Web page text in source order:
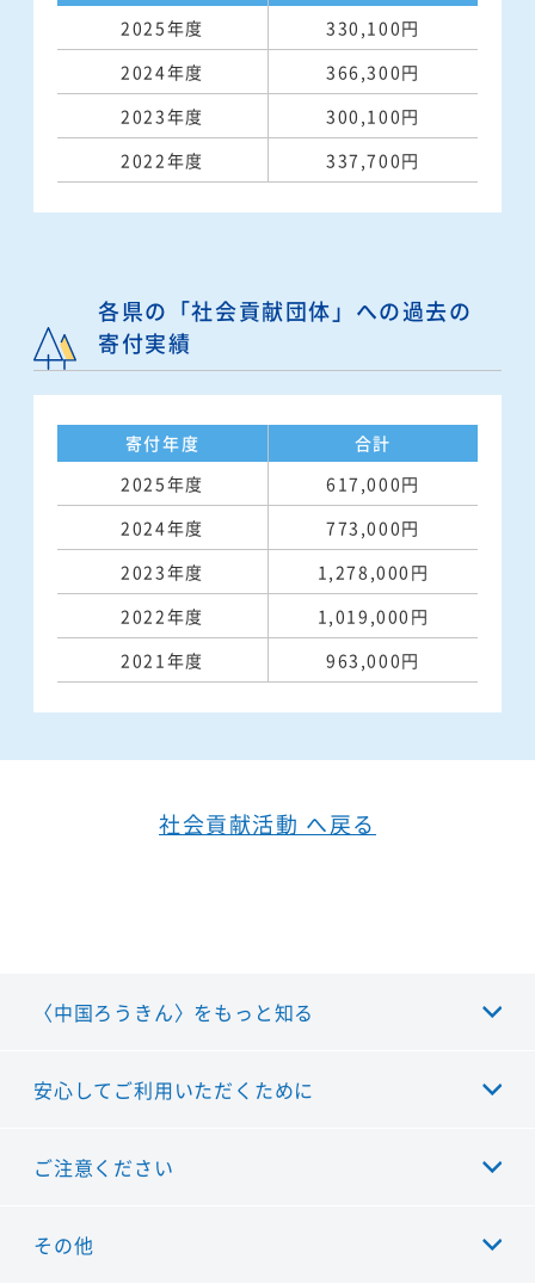
2025年度
330,100円
2024年度
366,300円
2023年度
300,100円
2022年度
337,700円
各県の「社会貢献団体」への過去の
寄付実績
寄付年度
合計
2025年度
617,000円
2024年度
773,000円
2023年度
1,278,000円
2022年度
1,019,000円
2021年度
963,000円
社会貢献活動 へ戻る
〈中国ろうきん〉をもっと知る
安心してご利用いただくために
ご注意ください
その他